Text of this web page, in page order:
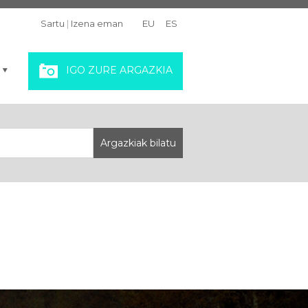
Sartu | Izena eman EU ES
IGO ZURE ARGAZKIA